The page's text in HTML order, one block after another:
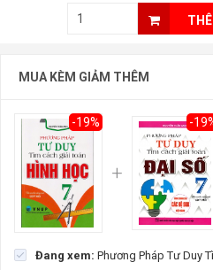
MUA KÈM GIẢM THÊM
-19% -
Đang xem: Phương Pháp Tư Duy